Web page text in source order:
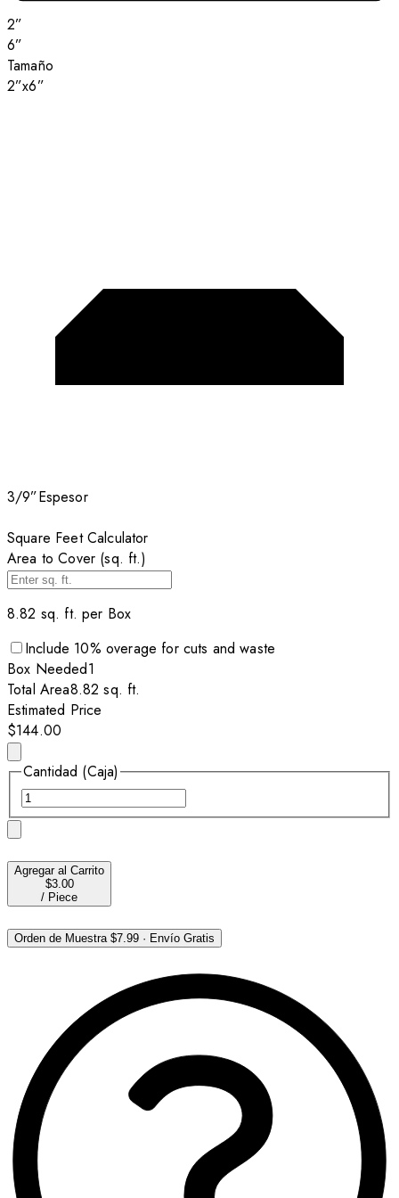
2”
6”
Tamaño
2”x6”
3/9”Espesor
Square Feet Calculator
Area to Cover (sq. ft.)
8.82 sq. ft. per Box
Include 10% overage for cuts and waste
Box Needed1
Total Area8.82 sq. ft.
Estimated Price
$144.00
Cantidad (Caja)
Agregar al Carrito
$3.00
/ Piece
Orden de Muestra $7.99 · Envío Gratis